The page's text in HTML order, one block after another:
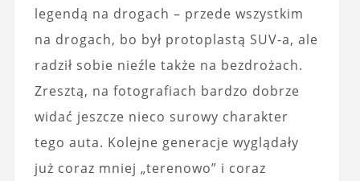
legendą na drogach – przede wszystkim
na drogach, bo był protoplastą SUV-a, ale
radził sobie nieźle także na bezdrożach.
Zresztą, na fotografiach bardzo dobrze
widać jeszcze nieco surowy charakter
tego auta. Kolejne generacje wyglądały
już coraz mniej „terenowo” i coraz